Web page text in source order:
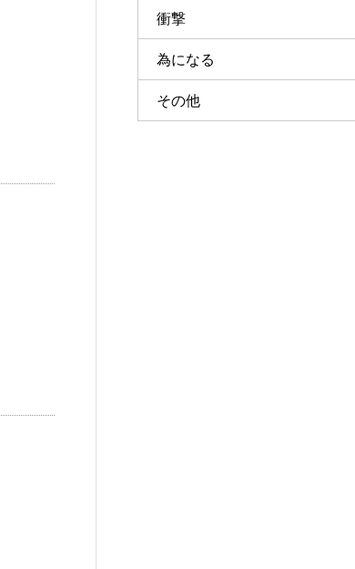
衝撃
為になる
その他